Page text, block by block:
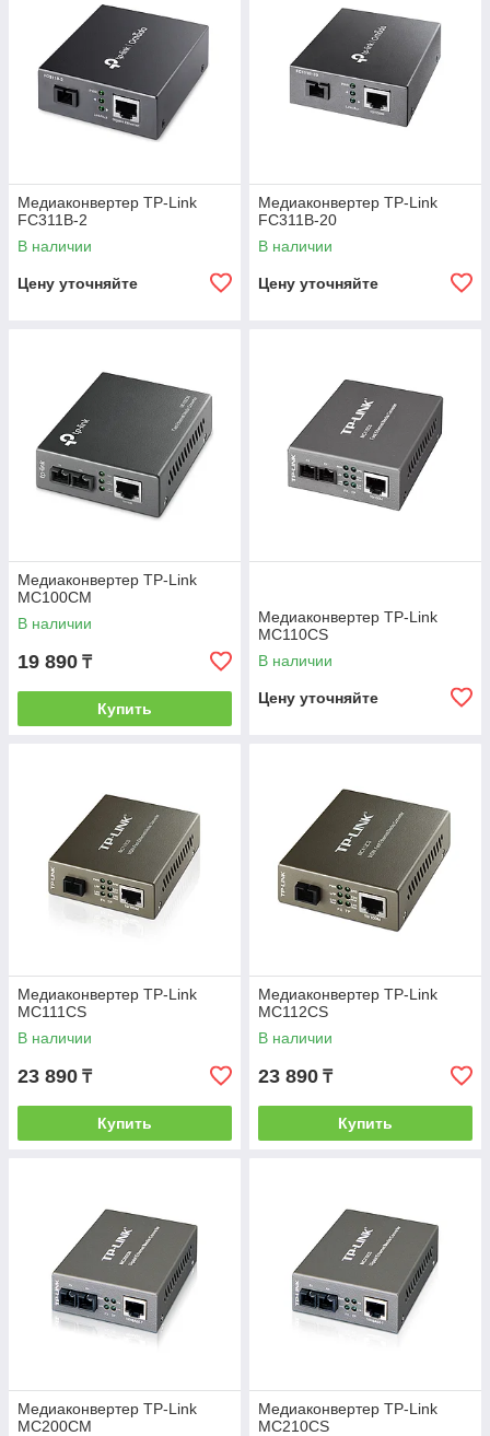
Медиаконвертер TP-Link
FC311B-2
В наличии
Цену уточняйте
Медиаконвертер TP-Link
FC311B-20
В наличии
Цену уточняйте
Медиаконвертер TP-Link
MC100CM
В наличии
19 890 ₸
Купить
Mедиаконвертер TP-Link
MC110CS
В наличии
Цену уточняйте
Медиаконвертер TP-Link
MC111CS
В наличии
23 890 ₸
Купить
Медиаконвертер TP-Link
MC112CS
В наличии
23 890 ₸
Купить
Медиаконвертер TP-Link
MC200CM
Медиаконвертер TP-Link
MC210CS